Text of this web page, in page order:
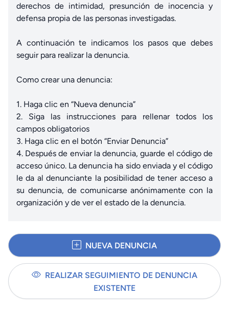
derechos de intimidad, presunción de inocencia y
defensa propia de las personas investigadas.
A continuación te indicamos los pasos que debes
seguir para realizar la denuncia.
Como crear una denuncia:
1. Haga clic en “Nueva denuncia”
2. Siga las instrucciones para rellenar todos los
campos obligatorios
3. Haga clic en el botón “Enviar Denuncia”
4. Después de enviar la denuncia, guarde el código de
acceso único. La denuncia ha sido enviada y el código
le da al denunciante la posibilidad de tener acceso a
su denuncia, de comunicarse anónimamente con la
organización y de ver el estado de la denuncia.
NUEVA DENUNCIA
REALIZAR SEGUIMIENTO DE DENUNCIA
EXISTENTE